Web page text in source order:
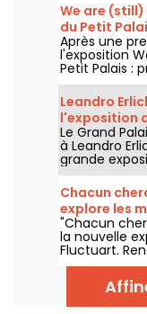
We are
du Petit
gratuite cet
Après une
l'exposition
Petit Palais :
d'art urbain
Beaux-Arts.
gratuitement
2026.
Leandro
l'exposition
sur le réel -
Le Grand
à Leandro
grande
Europe !
septembre
singulier de
installations
notre
Chacun
explore les
Fluctuart -
"Chacun
la nouvelle
Fluctuart.
2026 pour
d'artistes
l'occasion,
Wenna